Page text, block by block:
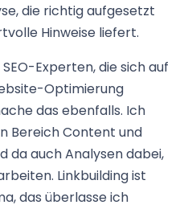
die richtig aufgesetzt
Hinweise liefert.
Experten, die sich auf
Optimierung
das ebenfalls. Ich
Bereich Content und
da auch Analysen dabei,
Linkbuilding ist
das überlasse ich